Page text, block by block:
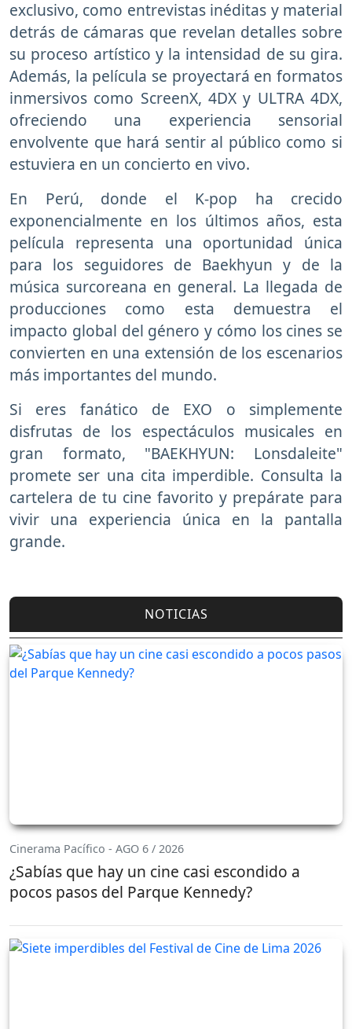
exclusivo, como entrevistas inéditas y material
detrás de cámaras que revelan detalles sobre
su proceso artístico y la intensidad de su gira.
Además, la película se proyectará en formatos
inmersivos como ScreenX, 4DX y ULTRA 4DX,
ofreciendo una experiencia sensorial
envolvente que hará sentir al público como si
estuviera en un concierto en vivo.
En Perú, donde el K-pop ha crecido
exponencialmente en los últimos años, esta
película representa una oportunidad única
para los seguidores de Baekhyun y de la
música surcoreana en general. La llegada de
producciones como esta demuestra el
impacto global del género y cómo los cines se
convierten en una extensión de los escenarios
más importantes del mundo.
Si eres fanático de EXO o simplemente
disfrutas de los espectáculos musicales en
gran formato, "BAEKHYUN: Lonsdaleite"
promete ser una cita imperdible. Consulta la
cartelera de tu cine favorito y prepárate para
vivir una experiencia única en la pantalla
grande.
NOTICIAS
Cinerama Pacífico - AGO 6 / 2026
¿Sabías que hay un cine casi escondido a
pocos pasos del Parque Kennedy?